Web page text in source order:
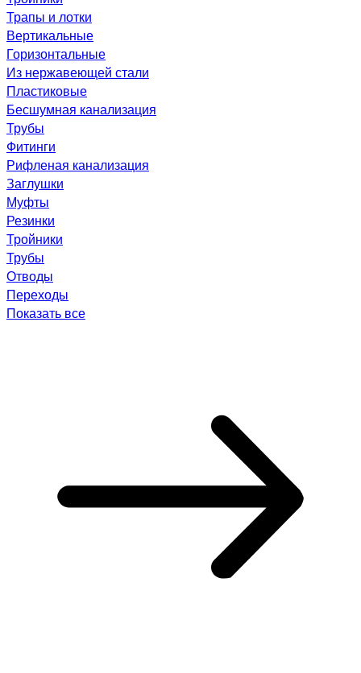
Трапы и лотки
Вертикальные
Горизонтальные
Из нержавеющей стали
Пластиковые
Бесшумная канализация
Трубы
Фитинги
Рифленая канализация
Заглушки
Муфты
Резинки
Тройники
Трубы
Отводы
Переходы
Показать все